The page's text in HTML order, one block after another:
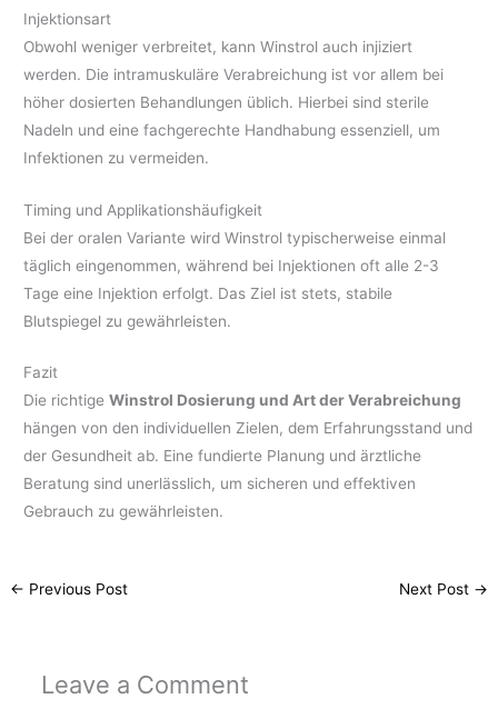
Injektionsart
Obwohl weniger verbreitet, kann Winstrol auch injiziert
werden. Die intramuskuläre Verabreichung ist vor allem bei
höher dosierten Behandlungen üblich. Hierbei sind sterile
Nadeln und eine fachgerechte Handhabung essenziell, um
Infektionen zu vermeiden.
Timing und Applikationshäufigkeit
Bei der oralen Variante wird Winstrol typischerweise einmal
täglich eingenommen, während bei Injektionen oft alle 2-3
Tage eine Injektion erfolgt. Das Ziel ist stets, stabile
Blutspiegel zu gewährleisten.
Fazit
Die richtigeWinstrol Dosierung und Art der Verabreichung
hängen von den individuellen Zielen, dem Erfahrungsstand und
der Gesundheit ab. Eine fundierte Planung und ärztliche
Beratung sind unerlässlich, um sicheren und effektiven
Gebrauch zu gewährleisten.
← Previous Post Next Post →
Leave a Comment